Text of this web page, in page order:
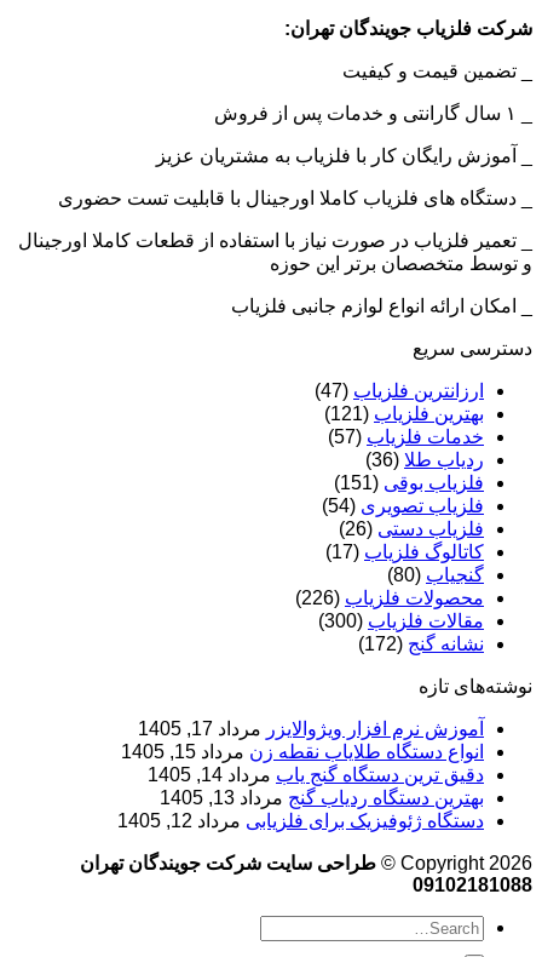
شرکت فلزیاب جویندگان تهران:
_ تضمین قیمت و کیفیت
_ آموزش رایگان کار با فلزیاب به مشتریان عزیز
_ دستگاه های فلزیاب کاملا اورجینال با قابلیت تست حضوری
_ تعمیر فلزیاب در صورت نیاز با استفاده از قطعات کاملا اورجینال
و توسط متخصصان برتر این حوزه
_ امکان ارائه انواع لوازم جانبی فلزیاب
دسترسی سریع
ارزانترین فلزیاب (47)
بهترین فلزیاب (121)
خدمات فلزیاب (57)
ردیاب طلا (36)
فلزیاب بوقی (151)
فلزیاب تصویری (54)
فلزیاب دستی (26)
کاتالوگ فلزیاب (17)
گنجیاب (80)
محصولات فلزیاب (226)
مقالات فلزیاب (300)
نشانه گنج (172)
نوشته‌های تازه
آموزش نرم‌ افزار ویژوالایزر مرداد 17, 1405
انواع دستگاه طلایاب نقطه زن مرداد 15, 1405
دقیق ترین دستگاه گنج یاب مرداد 14, 1405
بهترین دستگاه ردیاب گنج مرداد 13, 1405
دستگاه ژئوفیزیک برای فلزیابی مرداد 12, 1405
Copyright 2026 ©
طراحی سایت شرکت جویندگان تهران
09102181088